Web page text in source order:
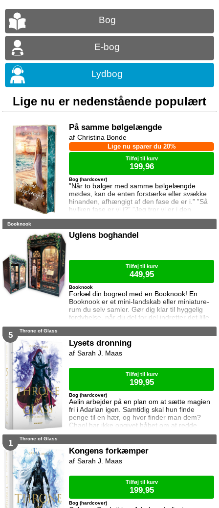
Bog
E-bog
Lydbog
Lige nu er nedenstående populært
På samme bølgelængde
”Når to bølger med samme bølgelængde
mødes, kan de enten forstærke eller svække
hinanden, afhængigt af den fase de er i.” ”Så
hvilken fase er vi i?” ”Jeg tror vi er i den
samme fase.” To ting er vigtige for Elina da
sætte sin afdøde fars hus til salg. Salget skal
gå hurtigt, og hendes ophold skal være kort.
Bog (hardcover)
Lige nu sparer du 20%
Christina Bonde
Tilføj til kurv
199,96
Booknook
Uglens boghandel
Forkæl din bogreol med en Booknook! En
Booknook er et mini-landskab eller miniature-
rum du selv samler. Gør dig klar til hyggelig
fordybelse, når du del for del indretter det lille
rum med de fineste detaljer. Med lukkede
og med det indbyggede lys, pynter den også i
mørke. I denne booknook går døren op og i til
uglens charmerende lille boghandel, som med
Booknook
Tilføj til kurv
449,95
5 Throne of Glass
Lysets dronning
Aelin arbejder på en plan om at sætte magien
fri i Adarlan igen. Samtidig skal hun finde
penge til en hær, og hvor finder man dem?
Chaol har ikke opgivet håbet om at redde
Dorian. Det bliver dog konstant sværere at
ønskedrøm, for prinsen lader til at have
opgivet kampen. Manon plages af
samvittighedskvaler og presses fra alle sider.
Bog (hardcover)
Sarah J. Maas
Tilføj til kurv
199,95
1 Throne of Glass
Kongens forkæmper
Bog (hardcover)
Sarah J. Maas
Tilføj til kurv
199,95